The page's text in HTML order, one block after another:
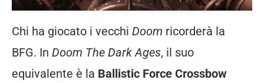
Chi ha giocato i vecchi Doom ricorderà la
BFG. In Doom The DarkAges, il suo
equivalente è la Ballistic Force Crossbow